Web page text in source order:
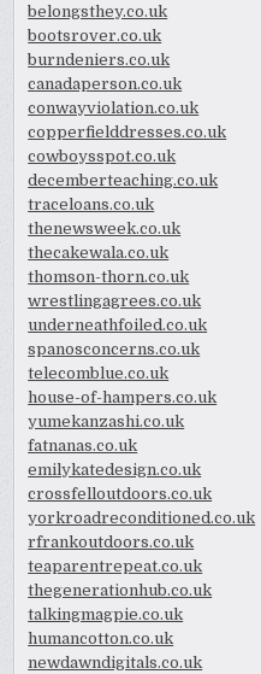
belongsthey.co.uk
bootsrover.co.uk
burndeniers.co.uk
canadaperson.co.uk
conwayviolation.co.uk
copperfielddresses.co.uk
cowboysspot.co.uk
decemberteaching.co.uk
traceloans.co.uk
thenewsweek.co.uk
thecakewala.co.uk
thomson-thorn.co.uk
wrestlingagrees.co.uk
underneathfoiled.co.uk
spanosconcerns.co.uk
telecomblue.co.uk
house-of-hampers.co.uk
yumekanzashi.co.uk
fatnanas.co.uk
emilykatedesign.co.uk
crossfelloutdoors.co.uk
yorkroadreconditioned.co.uk
rfrankoutdoors.co.uk
teaparentrepeat.co.uk
thegenerationhub.co.uk
talkingmagpie.co.uk
humancotton.co.uk
newdawndigitals.co.uk